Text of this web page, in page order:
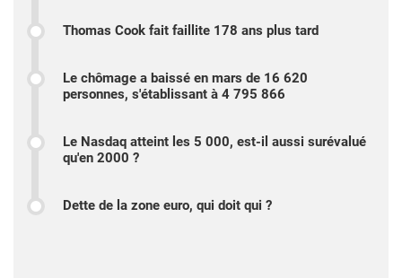
Thomas Cook fait faillite 178 ans plus tard
Le chômage a baissé en mars de 16 620
personnes, s'établissant à 4 795 866
Le Nasdaq atteint les 5 000, est-il aussi surévalué
qu'en 2000 ?
Dette de la zone euro, qui doit qui ?